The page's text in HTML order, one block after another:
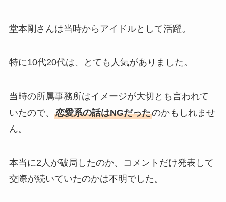
堂本剛さんは当時からアイドルとして活躍。
特に10代20代は、とても人気がありました。
当時の所属事務所はイメージが大切とも言われて
いたので、 恋愛系の話はNGだったのかもしれませ
ん。
本当に2人が破局したのか、コメントだけ発表して
交際が続いていたのかは不明でした。